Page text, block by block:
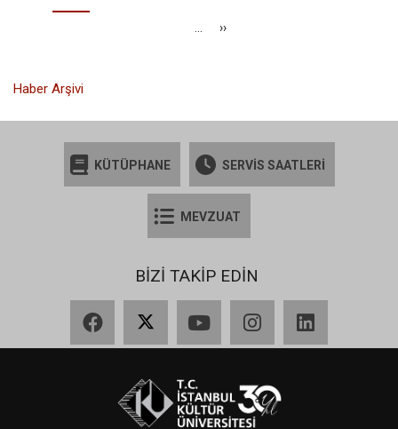
an
Sonraki
››
Haber Arşivi
KÜTÜPHANE SERVİS SAATLERİ
MEVZUAT
BİZİ TAKİP EDİN